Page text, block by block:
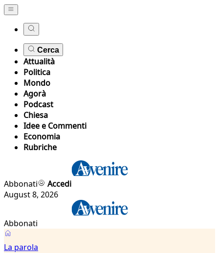
Cerca
Attualità
Politica
Mondo
Agorà
Podcast
Chiesa
Idee e Commenti
Economia
Rubriche
Abbonati
Accedi
August 8, 2026
Abbonati
La parola